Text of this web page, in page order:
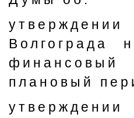
Волгограда
плановый